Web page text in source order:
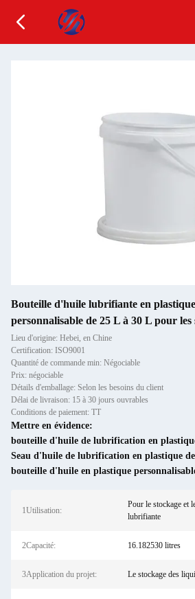
Bouteille d'huile lubrifiante en
personnalisable de 25 L à 30 L pour
Lieu d'origine: Hebei, en Chine
Certification: ISO9001
Quantité de commande min: Négociable
Prix: négociable
Détails d'emballage: Selon les besoins du client
Délai de livraison: 15 à 30 jours ouvrables
Conditions de paiement: TT
Mettre en évidence:
bouteille d'huile de lubrification en
Seau d'huile de lubrification en plastique
bouteille d'huile en plastique
1Utilisation:
Pour le stockage et
lubrifiante
2Capacité: 16.182530 litres
3Application du projet: Le stockage des